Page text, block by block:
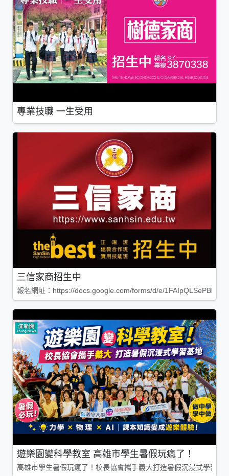
專業技職 一生受用
三信家商招生中
報名網址：https://docs.google.com/forms/d/e/
遊樂園變科學教室 高雄市學生暑假玩瘋了！
高雄市學生暑假玩瘋了！校長協會攜手義大打造暑假沉浸式學習基